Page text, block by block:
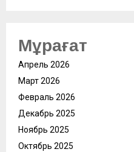
Мұрағат
Апрель 2026
Март 2026
Февраль 2026
Декабрь 2025
Ноябрь 2025
Октябрь 2025